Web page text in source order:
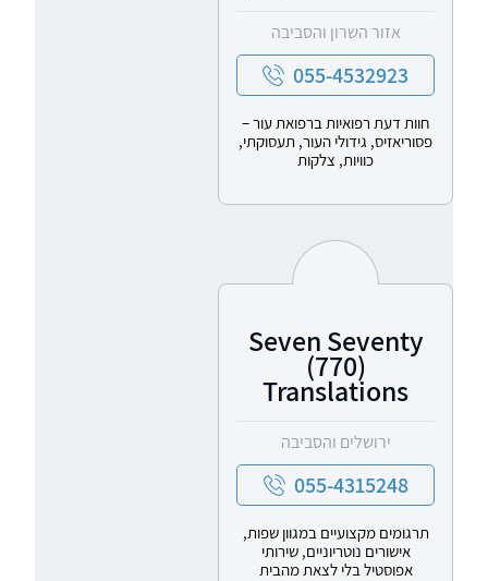
אזור השרון והסביבה
055-4532923
חוות דעת רפואיות ברפואת עור –
פסוריאזיס, גידולי העור, תעסוקתי,
כוויות, צלקות
Seven Seventy
(770)
Translations
ירושלים והסביבה
055-4315248
תרגומים מקצועיים במגוון שפות,
אישורים נוטריוניים, שירותי
אפוסטיל בלי לצאת מהבית